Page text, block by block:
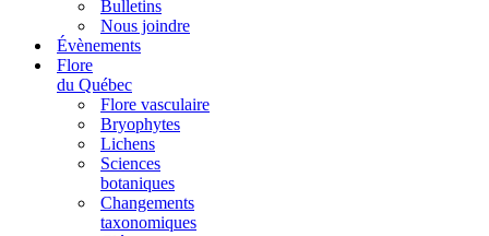
Bulletins
Nous joindre
Évènements
Flore
du Québec
Flore vasculaire
Bryophytes
Lichens
Sciences
botaniques
Changements
taxonomiques